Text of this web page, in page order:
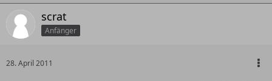
scrat
Anfänger
28. April 2011